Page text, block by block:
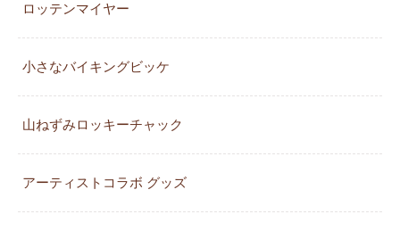
ロッテンマイヤー
小さなバイキングビッケ
山ねずみロッキーチャック
アーティストコラボ グッズ